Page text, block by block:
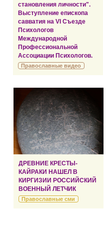
становления личности".
Выступление епископа
савватия на VI Съезде
Психологов
Международной
Профессиональной
Ассоциации Психологов.
Православные видео
ДРЕВНИЕ КРЕСТЫ-
КАЙРАКИ НАШЕЛ В
КИРГИЗИИ РОССИЙСКИЙ
ВОЕННЫЙ ЛЕТЧИК
Православные сми